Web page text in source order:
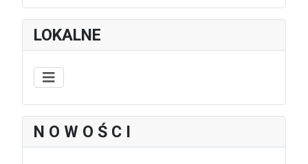
LOKALNE
N O W O Ś C I